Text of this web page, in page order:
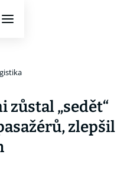
zůstal „sedět“
zlepšil